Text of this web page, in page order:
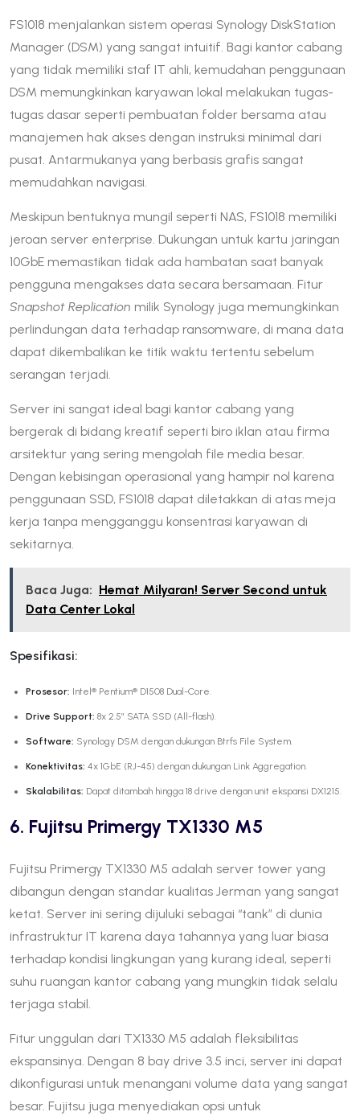
FS1018 menjalankan sistem operasi Synology DiskStation
Manager (DSM) yang sangat intuitif. Bagi kantor cabang
yang tidak memiliki staf IT ahli, kemudahan penggunaan
DSM memungkinkan karyawan lokal melakukan tugas-
tugas dasar seperti pembuatan folder bersama atau
manajemen hak akses dengan instruksi minimal dari
pusat. Antarmukanya yang berbasis grafis sangat
memudahkan navigasi.
Meskipun bentuknya mungil seperti NAS, FS1018 memiliki
jeroan server enterprise. Dukungan untuk kartu jaringan
10GbE memastikan tidak ada hambatan saat banyak
pengguna mengakses data secara bersamaan. Fitur
Snapshot Replication milik Synology juga memungkinkan
perlindungan data terhadap ransomware, di mana data
dapat dikembalikan ke titik waktu tertentu sebelum
serangan terjadi.
Server ini sangat ideal bagi kantor cabang yang
bergerak di bidang kreatif seperti biro iklan atau firma
arsitektur yang sering mengolah file media besar.
Dengan kebisingan operasional yang hampir nol karena
penggunaan SSD, FS1018 dapat diletakkan di atas meja
kerja tanpa mengganggu konsentrasi karyawan di
sekitarnya.
Baca Juga: Hemat Milyaran! Server Second untuk
Data Center Lokal
Spesifikasi:
Prosesor: Intel® Pentium® D1508 Dual-Core.
Drive Support: 8x 2.5″ SATA SSD (All-flash).
Software: Synology DSM dengan dukungan Btrfs File System.
Konektivitas: 4x 1GbE (RJ-45) dengan dukungan Link Aggregation.
Skalabilitas: Dapat ditambah hingga 18 drive dengan unit ekspansi DX1215.
6. Fujitsu Primergy TX1330 M5
Fujitsu Primergy TX1330 M5 adalah server tower yang
dibangun dengan standar kualitas Jerman yang sangat
ketat. Server ini sering dijuluki sebagai “tank” di dunia
infrastruktur IT karena daya tahannya yang luar biasa
terhadap kondisi lingkungan yang kurang ideal, seperti
suhu ruangan kantor cabang yang mungkin tidak selalu
terjaga stabil.
Fitur unggulan dari TX1330 M5 adalah fleksibilitas
ekspansinya. Dengan 8 bay drive 3.5 inci, server ini dapat
dikonfigurasi untuk menangani volume data yang sangat
besar. Fujitsu juga menyediakan opsi untuk